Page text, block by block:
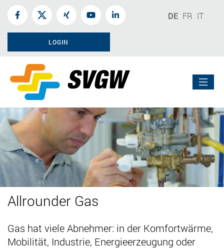
DE FR IT
LOGIN
Allrounder Gas
Gas hat viele Abnehmer: in der Komfortwärme,
Mobilität, Industrie, Energieerzeugung oder